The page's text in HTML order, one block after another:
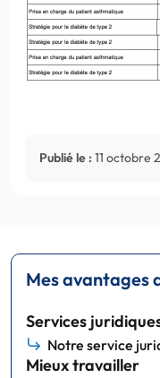
Publié le : 11 octobre
Mes avantages
Services
Notre service
Mieux travailler